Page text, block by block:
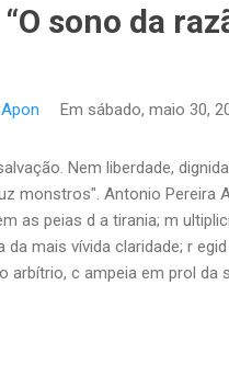
sono da
Em sábado, maio 30,
Nem liberdade,
monstros". Antonio Pereira
as peias d a tirania; m
mais vívida claridade; r
c ampeia em prol da